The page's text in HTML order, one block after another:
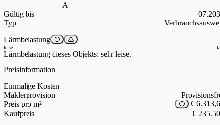
A
Gültig bis
Typ
Lärmbelastung
leise
Lärmbelastung dieses Objekts: sehr leise.
Preisinformation
Einmalige Kosten
Maklerprovision
Preis pro m²
€
Kaufpreis
€